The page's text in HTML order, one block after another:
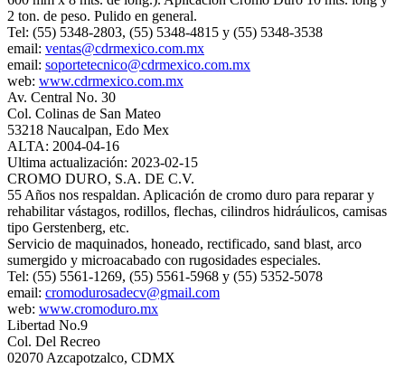
2 ton. de peso. Pulido en general.
Tel: (55) 5348-2803, (55) 5348-4815 y (55) 5348-3538
email: ventas@cdrmexico.com.mx
email: soportetecnico@cdrmexico.com.mx
web: www.cdrmexico.com.mx
Av. Central No. 30
Col. Colinas de San Mateo
53218 Naucalpan, Edo Mex
ALTA: 2004-04-16
Ultima actualización: 2023-02-15
CROMO DURO, S.A. DE C.V.
55 Años nos respaldan. Aplicación de cromo duro para reparar y
rehabilitar vástagos, rodillos, flechas, cilindros hidráulicos, camisas
tipo Gerstenberg, etc.
Servicio de maquinados, honeado, rectificado, sand blast, arco
sumergido y microacabado con rugosidades especiales.
Tel: (55) 5561-1269, (55) 5561-5968 y (55) 5352-5078
email: cromodurosadecv@gmail.com
web: www.cromoduro.mx
Libertad No.9
Col. Del Recreo
02070 Azcapotzalco, CDMX